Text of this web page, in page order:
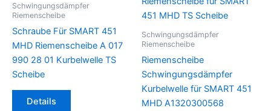
Schwingungsdämpfer
Riemenscheibe
Schraube Für SMART 451
MHD Riemenscheibe A 017
990 28 01 Kurbelwelle TS
Scheibe
Details
Schwingungsdämpfer
Riemenscheibe
Riemenscheibe
Schwingungsdämpfer
Kurbelwelle für SMART 451
MHD A1320300568